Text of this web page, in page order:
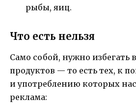
рыбы, яиц.
Что есть нельзя
Само собой, нужно избегать
продуктов — то есть тех, к
и употреблению которых
реклама: